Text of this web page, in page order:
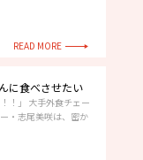
READ MORE
に食べさせたい
！」 大手外食チェー
・志尾美咲は、密か